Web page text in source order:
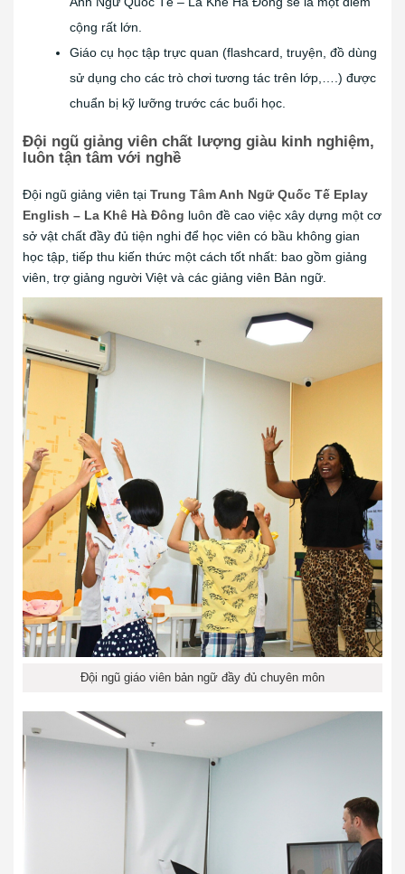
cộng rất lớn.
Giáo cụ học tập trực quan (flashcard, truyện, đồ dùng
sử dụng cho các trò chơi tương tác trên lớp,….) được
chuẩn bị kỹ lưỡng trước các buổi học.
Đội ngũ giảng viên chất lượng giàu kinh nghiệm,
luôn tận tâm với nghề
Đội ngũ giảng viên tại Trung Tâm Anh Ngữ Quốc Tế Eplay
English – La Khê Hà Đông luôn đề cao việc xây dựng một cơ
sở vật chất đầy đủ tiện nghi để học viên có bầu không gian
học tập, tiếp thu kiến thức một cách tốt nhất: bao gồm giảng
viên, trợ giảng người Việt và các giảng viên Bản ngữ.
Đội ngũ giáo viên bản ngữ đầy đủ chuyên môn